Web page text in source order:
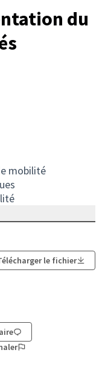
du
mobilité
le fichier